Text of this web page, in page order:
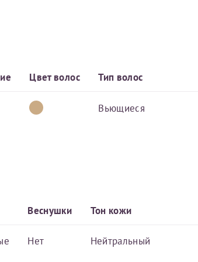
Цвет волос Тип волос
Вьющиеся
Веснушки
Нет
Тон кожи
Нейтральный
Соглашения на обработку персональных данных
налогоплательщик, тот, кто будет получать вычет - ФИО налогоплательщика